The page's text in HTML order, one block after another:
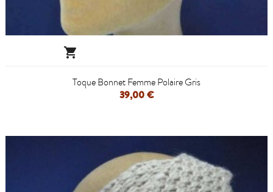

Toque Bonnet Femme Polaire Gris
39,00 €